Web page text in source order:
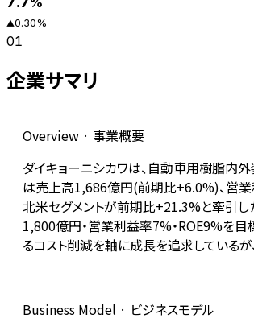
▲0.30%
01
企業サマリ
Overview · 事業概要
ダイキョーニシカワは、自動車用樹脂内
は売上高1,686億円(前期比+6.0%)、営
北米セグメントが前期比+21.3%と牽引
1,800億円・営業利益率7%・ROE9%を
るコスト削減を軸に成長を追求している
Business Model · ビジネスモデル